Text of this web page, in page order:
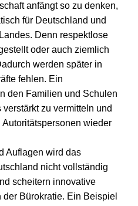
anfängt so zu denken,
für Deutschland und
Denn respektlose
oder auch ziemlich
werden später in
fehlen. Ein
den Familien und Schulen
zu vermitteln und
wieder
Auflagen wird das
nicht vollständig
scheitern innovative
Bürokratie. Ein Beispiel